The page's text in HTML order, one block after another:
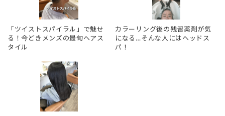
「ツイストスパイラル」で魅せ
る！今どきメンズの最旬ヘアス
タイル
カラーリング後の残留薬剤が気
になる…そんな人にはヘッドス
パ！